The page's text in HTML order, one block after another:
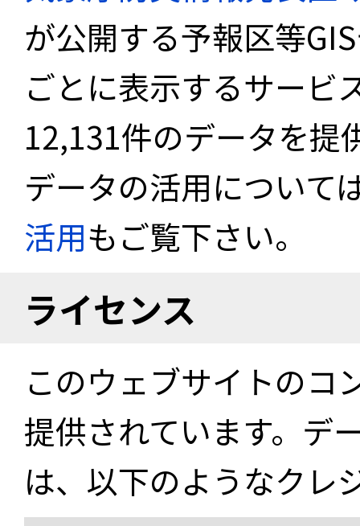
が公開する予報区等
ごとに表示するサービ
12,131件のデータを提
データの活用について
活用もご覧下さい。
ライセンス
このウェブサイトのコ
提供されています。デ
は、以下のようなクレ